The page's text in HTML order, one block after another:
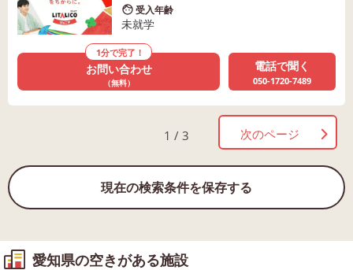
受入年齢
未就学
1分で完了！
お問い合わせ
（無料）
電話で聞く
050-1720-7489
1 / 3 次のページ
現在の検索条件を保存する
愛知県の空きがある施設